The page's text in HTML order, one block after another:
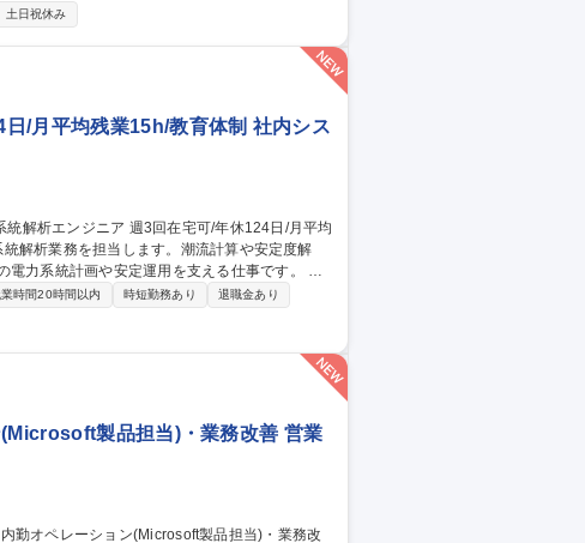
/運用保守■社内用IaaS/SaaS/Idpの設計/構築/運
ムワークあふれる“会社”を創る」ために「いつ
ています 募集職種 ■システムア
る
土日祝休み
/月平均残業15h/教育体制 社内シス
力系統計画や安定運用を支える仕事です。 ・
流状況の解析、設備容量の検討 ・将来の電力系
等を用いた系統解析 ・解析結果をもとにし
エンジニア 週3
時間20時間以内 時短勤務あり
退職金あり
製品担当)・業務改善 営業